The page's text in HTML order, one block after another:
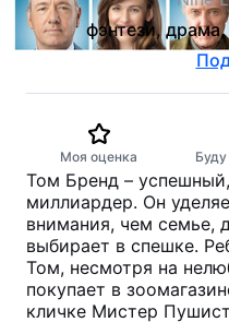
фэнтези,
Моя оценка
Том Бренд –
миллиардер. Он
внимания, чем семье,
выбирает в спешке.
Том, несмотря на
покупает в
кличке Мистер